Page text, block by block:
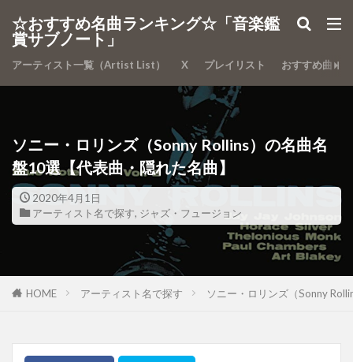
☆おすすめ名曲ランキング☆「音楽鑑
賞サブノート」
アーティスト一覧（Artist List） X プレイリスト おすすめ曲
ソニー・ロリンズ（Sonny Rollins）の名曲名
盤10選【代表曲・隠れた名曲】
2020年4月1日
アーティスト名で探す, ジャズ・フュージョン
HOME アーティスト名で探す ソニー・ロリンズ（Sonny
検索